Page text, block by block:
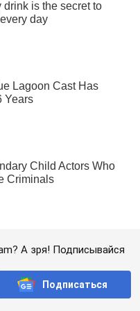
А зря! Подписывайся
Подписаться